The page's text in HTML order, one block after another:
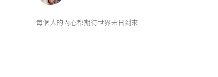
每個人的內心都期待世界末日到來